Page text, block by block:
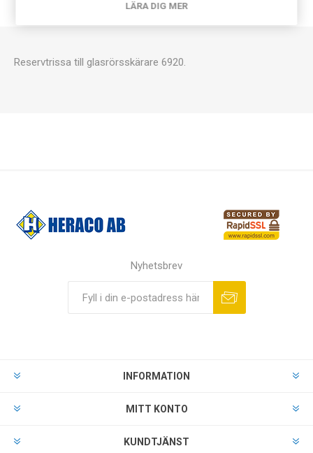
KONTAKTA OSS
Reservtrissa till glasrörsskärare 6920.
Nyhetsbrev
INFORMATION
MITT KONTO
KUNDTJÄNST
LÄRA DIG MER